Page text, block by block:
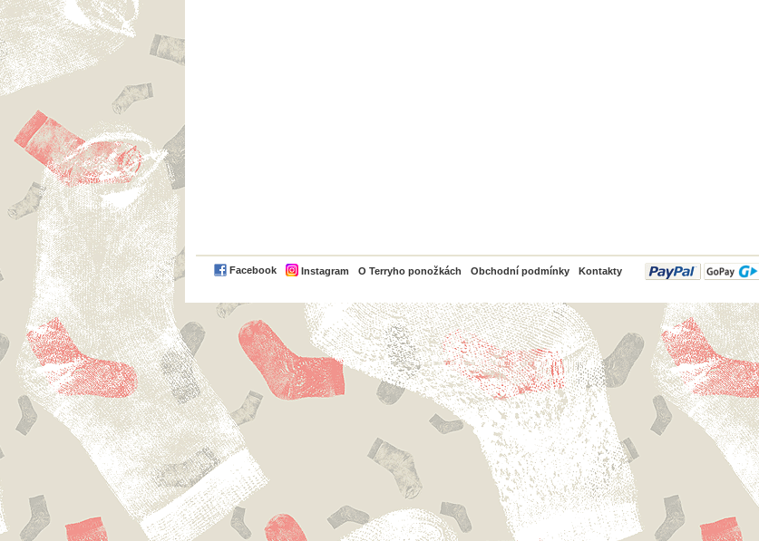
Facebook Instagram O Terryho ponožkách Obchodní podmínky Kontakty
PayPal